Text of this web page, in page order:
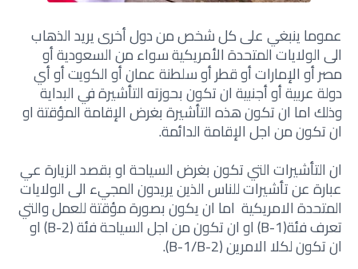
عموما ينبغي على كل شخص من دول أخرى يريد الذهاب
الى الولايات المتحدة الأمريكية سواء من السعودية أو
مصر أو الإمارات أو قطر أو سلطنة عمان أو الكويت أو أي
دولة عربية أو أجنبية ان تكون بحوزته التأشيرة في البداية
وذلك اما ان تكون هذه التأشيرة بغرض الإقامة المؤقتة او
ان تكون من اجل الإقامة الدائمة.
ان التأشيرات التي تكون بغرض السياحة او بقصد الزيارة عي
عبارة عن تأشيرات للناس الذين يريدون المجيء الى الولايات
المتحدة الامريكية اما ان يكون بصورة مؤقتة للعمل والتي
تعرف فئة(B-1) او ان تكون من اجل السياحة فئة (B-2) او
ان تكون لكلا الامرين (B-1/B-2).